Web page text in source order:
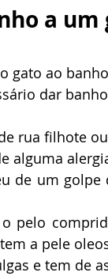
a um
gato ao
dar
rua filhote
alguma
de um
pelo
a pele
e tem de